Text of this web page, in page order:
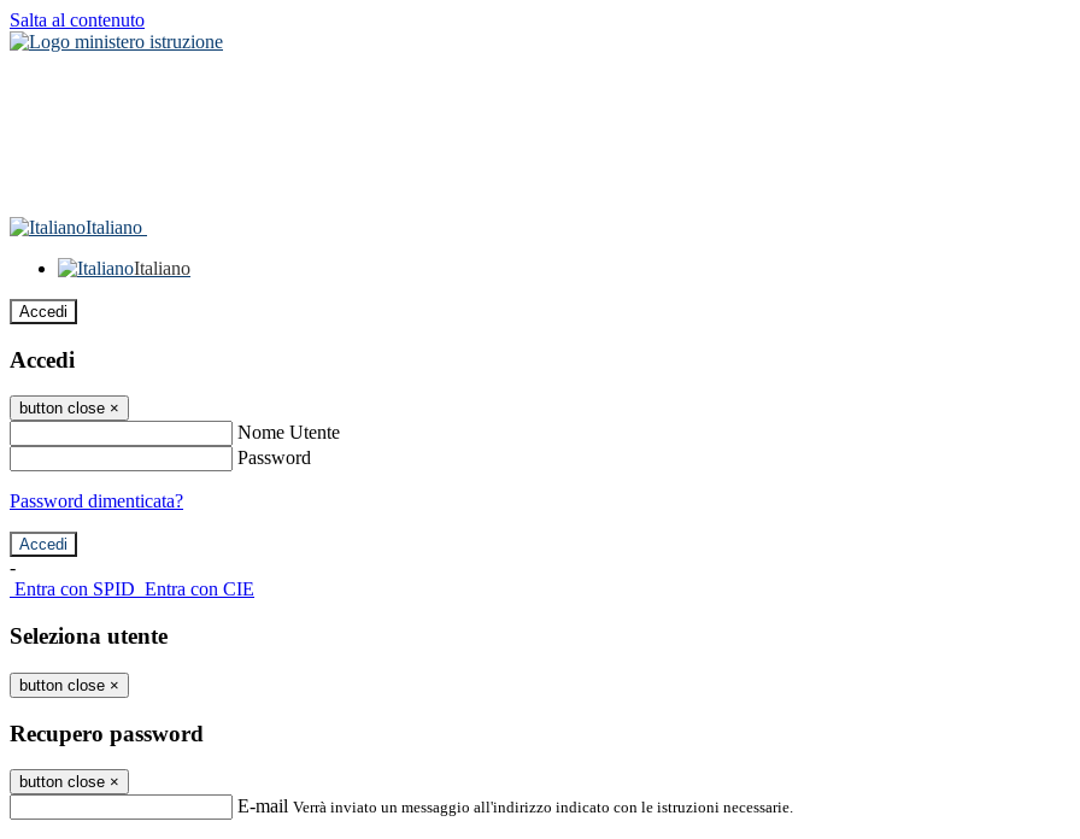
Salta al contenuto
Italiano
Italiano
Accedi
Accedi
button close ×
Nome Utente
Password
Password dimenticata?
-
Entra con SPID Entra con CIE
Seleziona utente
button close ×
Recupero password
button close ×
E-mail Verrà inviato un messaggio all'indirizzo indicato con le istruzioni necessarie.